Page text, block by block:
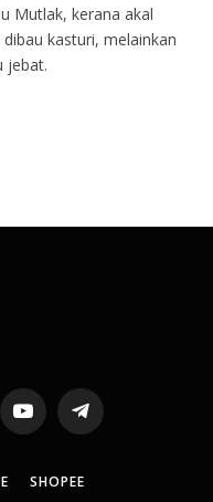
Mutlak, kerana akal
kasturi, melainkan
jebat.
YouTubeTelegram
SHOPEE